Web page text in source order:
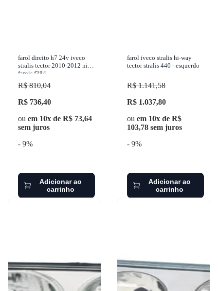
farol direito h7 24v iveco
stralis tector 2010-2012 nino
farois f384
R$ 810,04
R$ 736,40
ou em 10x de R$ 73,64
sem juros
- 9%
Adicionar ao
carrinho
farol iveco stralis hi-way
tector stralis 440 - esquerdo
R$ 1.141,58
R$ 1.037,80
ou em 10x de R$
103,78 sem juros
- 9%
Adicionar ao
carrinho